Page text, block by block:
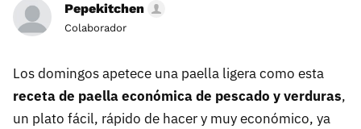
Pepekitchen
Colaborador
Los domingos apetece una paella ligera como esta
receta de paella económica de pescado y verduras,
un plato fácil, rápido de hacer y muy económico, ya